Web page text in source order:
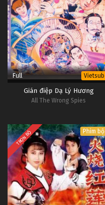
Full Vietsub
Gián điệp Dạ Lý Hương
All The Wrong Spies
TRỌN BỘ Phim bộ